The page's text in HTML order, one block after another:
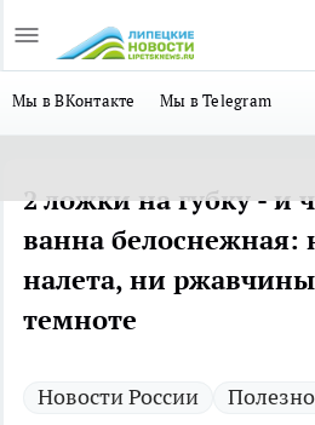
Мы в ВКонтакте Мы в Telegram
2 ложки на губку - и
ванна белоснежная:
налета, ни
темноте
Новости России